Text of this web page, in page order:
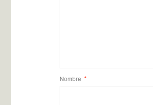
Nombre *